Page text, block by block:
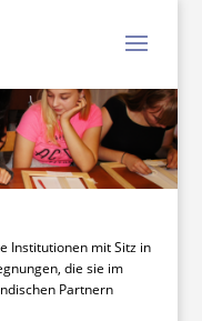
Institutionen mit Sitz in
die sie im
Partnern